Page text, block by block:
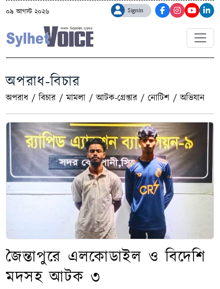
০৯ আগস্ট ২০২৬ Signin
অপরাধ-বিচার
অপরাধ/বিচার/মামলা /আটক-গ্রেপ্তার/ নোটিশ /অভিযান
জৈন্তাপুরে এলকোডাইল ও বিদেশি
মদসহ আটক ৩